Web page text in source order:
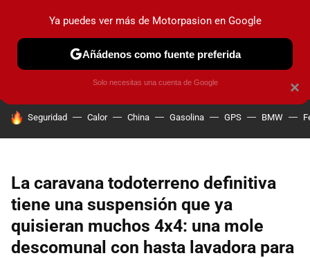
PRUEBAS COCHES ELÉCTRICOS OBSERVATORIO
HOY SE HABLA DE
Seguridad Calor China Gasolina GPS BMW
La caravana todoterreno definitiva
tiene una suspensión que ya
quisieran muchos 4x4: una mole
descomunal con hasta lavadora para
×
Ya puedes ver más de Motorpasion en Google
Añádenos como fuente preferida
Solo necesitas una cuenta de Google